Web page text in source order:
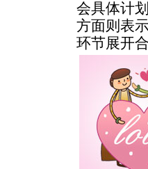
会具体计
方面则表
环节展开合